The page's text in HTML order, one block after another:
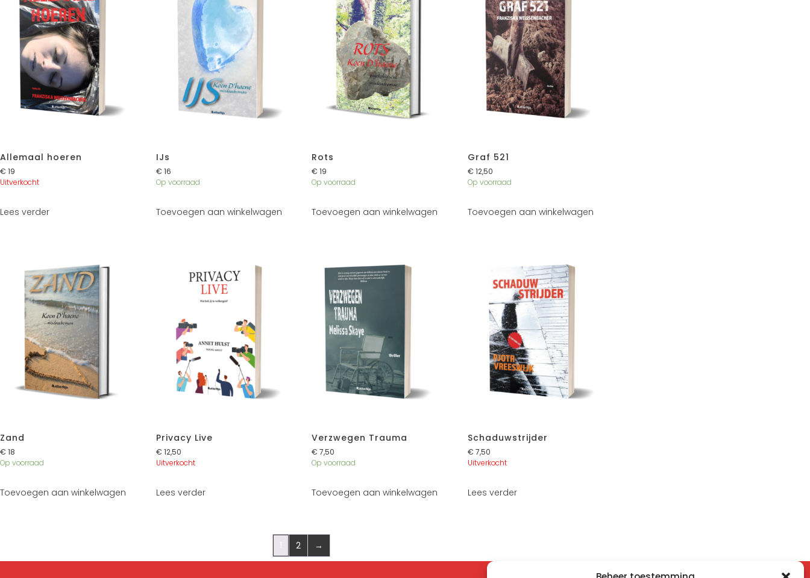
Allemaal hoeren
€ 19
Uitverkocht
Lees verder
IJs
€ 16
Op voorraad
Toevoegen aan winkelwagen
Rots
€ 19
Op voorraad
Toevoegen aan winkelwagen
Graf 521
€ 12,50
Op voorraad
Toevoegen aan winkelwagen
Zand
€ 18
Op voorraad
Toevoegen aan winkelwagen
Privacy Live
€ 12,50
Uitverkocht
Lees verder
Verzwegen Trauma
€ 7,50
Op voorraad
Toevoegen aan winkelwagen
Schaduwstrijder
€ 7,50
Uitverkocht
Lees verder
1 2 →